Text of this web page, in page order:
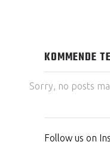
KOMMENDE
Sorry, no posts
Follow us on